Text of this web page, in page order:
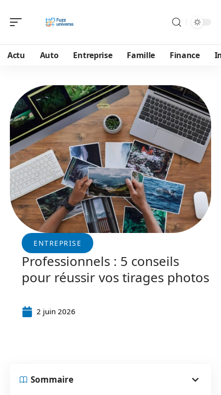
Actu Auto Entreprise Famille Finance
ENTREPRISE
Professionnels : 5 conseils
pour réussir vos tirages photos
2 juin 2026
Sommaire